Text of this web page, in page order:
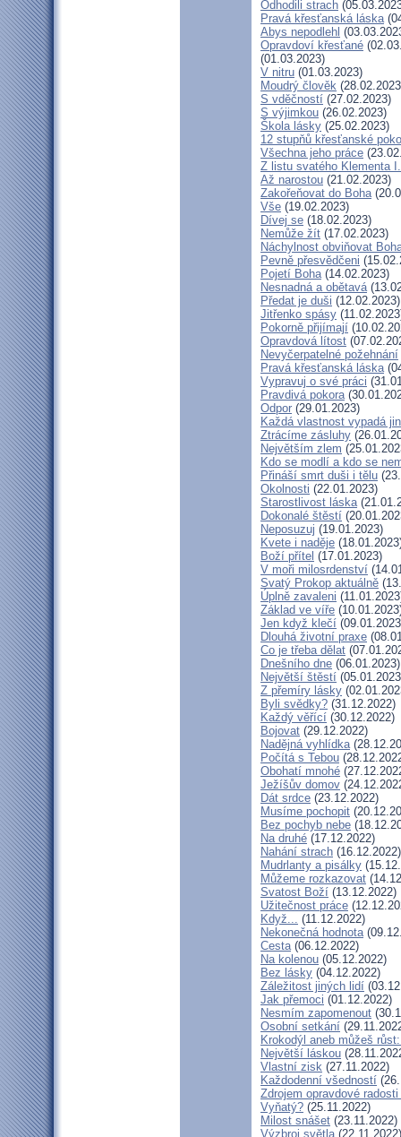
Odhodili strach
Pravá křesťanská láska
Abys nepodlehl
Opravdoví křesťané
(01.03.2023)
V nitru (01.03.2023)
Moudrý člověk
S vděčností (27.02.2023)
S výjimkou (26.02.2023)
Škola lásky (25.02.2023)
12 stupňů křesťanské
Všechna jeho práce
Z listu svatého Klementa I.
Až narostou (21.02.2023)
Zakořeňovat do Boha
Vše (19.02.2023)
Dívej se (18.02.2023)
Nemůže žít (17.02.2023)
Náchylnost obviňovat
Pevně přesvědčeni
Pojetí Boha(14.02.2023)
Nesnadná a obětavá
Předat je duši (12.02.2023)
Jitřenko spásy
Pokorně přijímají
Opravdová lítost
Nevyčerpatelné požehnání
Pravá křesťanská láska
Vypravuj o své práci
Pravdivá pokora
Odpor (29.01.2023)
Každá vlastnost vypadá
Ztrácíme zásluhy
Největším zlem
Kdo se modlí a kdo se
Přináší smrt duši i tělu
Okolnosti (22.01.2023)
Starostlivost láska
Dokonalé štěstí
Neposuzuj (19.01.2023)
Kvete i naděje
Boží přítel (17.01.2023)
V moři milosrdenství
Svatý Prokop aktuálně
Úplně zavaleni
Základ ve víře
Jen když klečí
Dlouhá životní praxe
Co je třeba dělat
Dnešního dne (06.01.2023)
Největší štěstí
Z přemíry lásky
Byli svědky? (31.12.2022)
Každý věřící (30.12.2022)
Bojovat (29.12.2022)
Nadějná vyhlídka
Počítá s Tebou
Obohatí mnohé
Ježíšův domov
Dát srdce (23.12.2022)
Musíme pochopit
Bez pochyb nebe
Na druhé (17.12.2022)
Nahání strach (16.12.2022)
Mudrlanty a pisálky
Můžeme rozkazovat
Svatost Boží (13.12.2022)
Užitečnost práce
Když... (11.12.2022)
Nekonečná hodnota
Cesta(06.12.2022)
Na kolenou (05.12.2022)
Bez lásky (04.12.2022)
Záležitost jiných lidí
Jak přemoci (01.12.2022)
Nesmím zapomenout
Osobní setkání
Krokodýl aneb můžeš
Největší láskou
Vlastní zisk (27.11.2022)
Každodenní všedností
Zdrojem opravdové
Vyňatý? (25.11.2022)
Milost snášet (23.11.2022)
Výzbroj světla(22.11.2022)